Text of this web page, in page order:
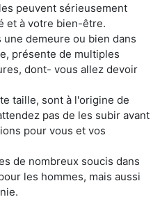
peuvent sérieusement
et à votre bien-être.
demeure ou bien dans
présente de multiples
dont- vous allez devoir
taille, sont à l'origine de
pas de les subir avant
pour vous et vos
de nombreux soucis dans
les hommes, mais aussi